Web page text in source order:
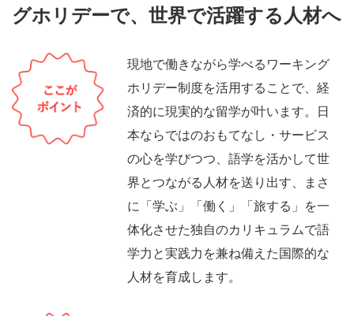
グホリデーで、 世界で活躍する人材へ
現地で働きながら学べるワーキング
ホリデー制度を活用することで、経
済的に現実的な留学が叶います。日
本ならではのおもてなし・サービス
の心を学びつつ、語学を活かして世
界とつながる人材を送り出す、まさ
に「学ぶ」「働く」「旅する」を一
体化させた独自のカリキュラムで語
学力と実践力を兼ね備えた国際的な
人材を育成します。